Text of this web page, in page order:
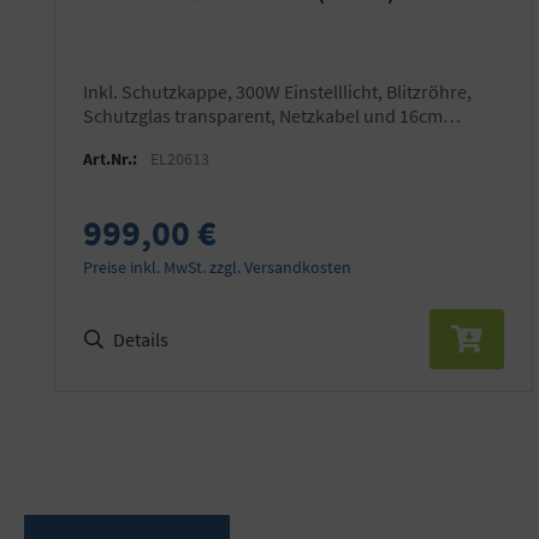
inkl. Schutzkappe, 300W Einstelllicht, Blitzröhre,
Schutzglas transparent, Netzkabel und 16cm
Art.Nr.: EL20613
999,00 €
Preise inkl. MwSt. zzgl. Versandkosten
Details